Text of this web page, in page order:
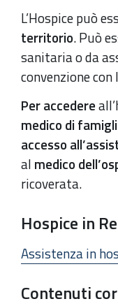
L’Hospice può
territorio. Può
sanitaria o da
convenzione
Per accedere
medico di
accesso
al medico
ricoverata.
Hospice in
Assistenza in
Contenuti